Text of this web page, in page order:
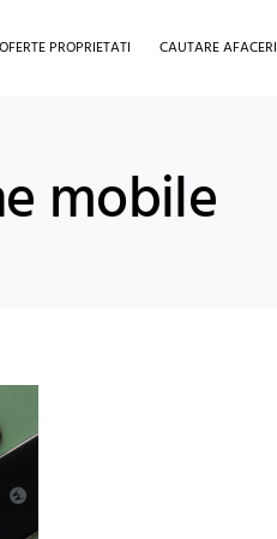
OFERTE PROPRIETATI CAUTARE AFACERI
mobile